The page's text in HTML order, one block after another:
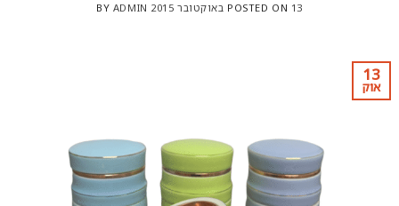
POSTED ON 13 באוקטובר 2015 BY ADMIN
13
אוק